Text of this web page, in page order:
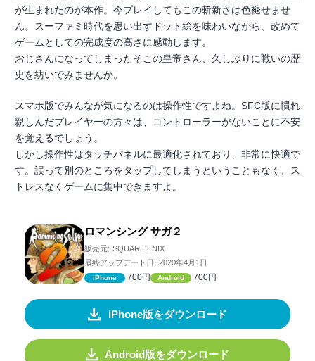
が生まれたのが本作。今プレイしてもこの斬新さは色褪せませ
ん。スーファミ時代を思い出すドット絵を味わいながら、改めて
ゲームとしての完成度の高さに感動します。
おじさんになってしまったそこの皇帝さん、久しぶりに戦いの歴
史を紡いでみませんか。
スマホ版でみんなが気になるのは操作性ですよね。SFC版に慣れ
親しんだプレイヤーの方々は、コントローラーがないことに不安
を覚えるでしょう。
しかし操作性はタッチパネルに最適化されており、非常に快適で
す。誤って別のところをタップしてしまうということもなく、ス
トレスなくゲームに集中できますよ。
ロマンシング サガ２
販売元: SQUARE ENIX
最終アップデート日: 2020年4月1日
iPhone 700円 Android 700円
iPhone版をダウンロード
Android版をダウンロード